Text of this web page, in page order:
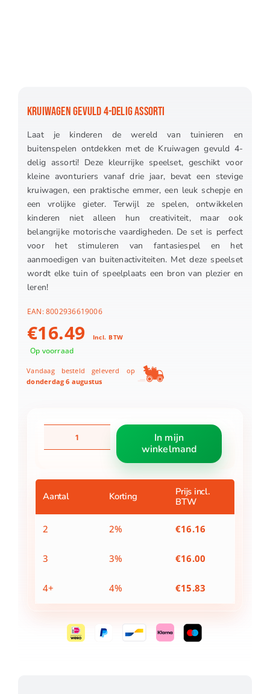
KRUIWAGEN GEVULD 4-DELIG ASSORTI
Laat je kinderen de wereld van tuinieren en
buitenspelen ontdekken met de Kruiwagen gevuld 4-
delig assorti! Deze kleurrijke speelset, geschikt voor
kleine avonturiers vanaf drie jaar, bevat een stevige
kruiwagen, een praktische emmer, een leuk schepje en
een vrolijke gieter. Terwijl ze spelen, ontwikkelen
kinderen niet alleen hun creativiteit, maar ook
belangrijke motorische vaardigheden. De set is perfect
voor het stimuleren van fantasiespel en het
aanmoedigen van buitenactiviteiten. Met deze speelset
wordt elke tuin of speelplaats een bron van plezier en
leren!
EAN:8002936619006
€16.49 Incl. BTW
Op voorraad
Vandaag besteld geleverd op
donderdag 6 augustus
gevuld
assorti
In mijn
winkelmand
Aantal Korting
Prijs incl.
BTW
2 2% €16.16
3 3% €16.00
4+ 4% €15.83